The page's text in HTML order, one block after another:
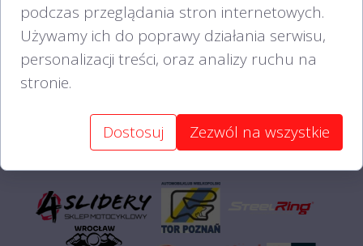
KLUB SPORTOWY
Wspierają nas
podczas przeglądania stron internetowych.
Używamy ich do poprawy działania serwisu,
personalizacji treści, oraz analizy ruchu na
stronie.
Dostosuj Zezwól na wszystkie